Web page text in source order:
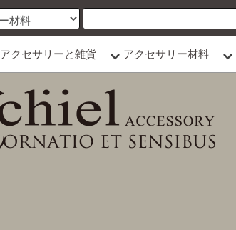
アクセサリーと雑貨 アクセサリー材料